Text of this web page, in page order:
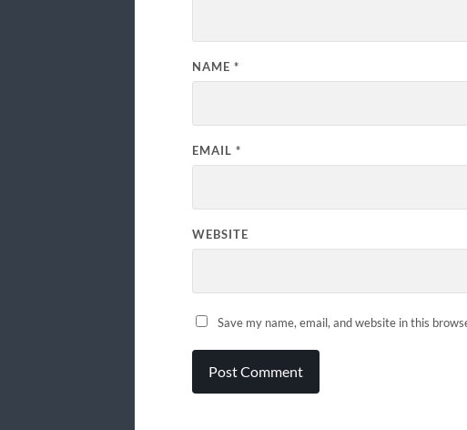
NAME *
EMAIL *
WEBSITE
Save my name, email, and website in this